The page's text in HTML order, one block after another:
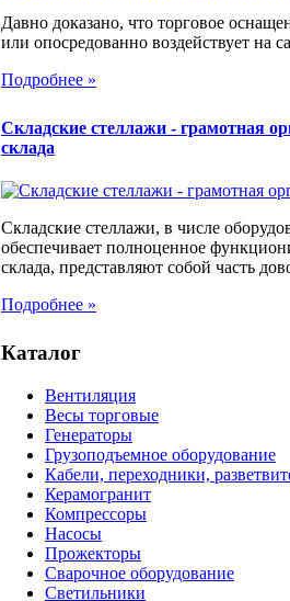
Давно доказано, что торговое
или опосредованно воздействует на
Подробнее »
Складские стеллажи - грамотная
склада
Складские стеллажи, в числе
обеспечивает полноценное
склада, представляют собой часть
Подробнее »
Каталог
Вентиляция
Весы торговые
Генераторы
Грузоподъемное оборудование
Кабели, переходники,
Керамогранит
Компрессоры
Насосы
Прожекторы
Сварочное оборудование
Светильники